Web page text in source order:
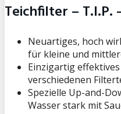
Teichfilter – T.I.P.
Neuartiges, hoch
für kleine und
Einzigartig
verschiedenen
Spezielle Up-and-
Wasser stark mit